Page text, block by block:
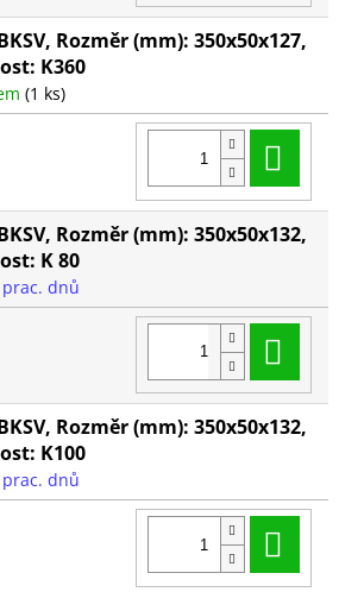
Rozměr (mm): 350x50x127,
K360
(1 ks)
Rozměr (mm): 350x50x132,
K 80
prac. dnů
Rozměr (mm): 350x50x132,
K100
prac. dnů